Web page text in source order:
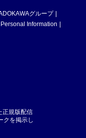
グループ
Information
正規版配信
クを掲示し